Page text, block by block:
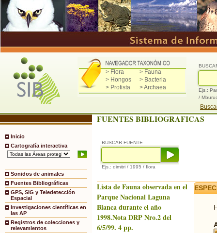
> Flora
> Fauna
> Hongos
> Bacteria
> Protista
> Archaea
Ejs.:
/
Inicio
Cartografía interactiva
Sonidos de animales
Fuentes Bibliográficas
GPS, SIG y Teledetección
Espacial
Investigaciones científicas en
las AP
Registros de colecciones y
relevamientos
FUENTES BIBLIOGRAFICAS
BUSCAR FUENTE
Ejs.: dimitri / 1995 / flora
Lista de Fauna observada en el
Parque Nacional Laguna
Blanca durante el año
1998.Nota DRP Nro.2 del
6/5/99. 4 pp.